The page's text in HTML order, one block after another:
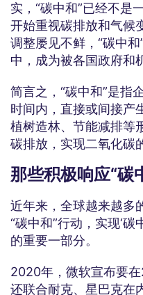
实，“碳中和”已经不是
开始重视碳排放和气候
调整屡见不鲜，“碳中
中，成为被各国政府和
简言之，“碳中和”是指
时间内，直接或间接产
植树造林、节能减排等
碳排放，实现二氧化碳
那些积极响应“碳
近年来，全球越来越多
“碳中和”行动，实现‘
的重要一部分。
2020年，微软宣布要
还联合耐克、星巴克在